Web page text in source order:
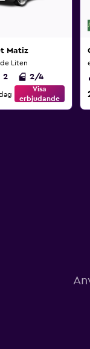
Matiz
Liten
2 2/4
Visa
erbjudande